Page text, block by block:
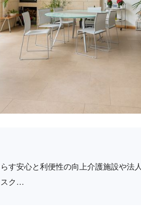
す安心と利便性の向上介護施設や法
スク…